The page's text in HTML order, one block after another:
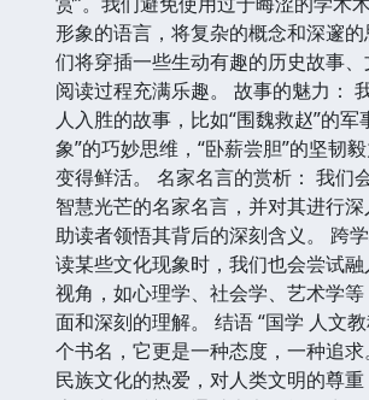
形象的语言，将复杂的概念和深邃
们将穿插一些生动有趣的历史故事
阅读过程充满乐趣。 故事的魅力：
人入胜的故事，比如“围魏救赵”的军
象”的巧妙思维，“卧薪尝胆”的坚韧
变得鲜活。 名家名言的赏析： 我们
智慧光芒的名家名言，并对其进行
助读者领悟其背后的深刻含义。 跨
读某些文化现象时，我们也会尝试
视角，如心理学、社会学、艺术学
面和深刻的理解。 结语 “国学 人文
个书名，它更是一种态度，一种追
民族文化的热爱，对人类文明的尊